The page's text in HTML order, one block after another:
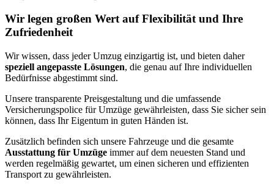
Wir legen großen Wert auf Flexibilität und Ihre
Zufriedenheit
Wir wissen, dass jeder Umzug einzigartig ist, und bieten daher
speziell angepasste Lösungen, die genau auf Ihre individuellen
Bedürfnisse abgestimmt sind.
Unsere transparente Preisgestaltung und die umfassende
Versicherungspolice für Umzüge gewährleisten, dass Sie sicher sein
können, dass Ihr Eigentum in guten Händen ist.
Zusätzlich befinden sich unsere Fahrzeuge und die gesamte
Ausstattung für Umzüge immer auf dem neuesten Stand und
werden regelmäßig gewartet, um einen sicheren und effizienten
Transport zu gewährleisten.